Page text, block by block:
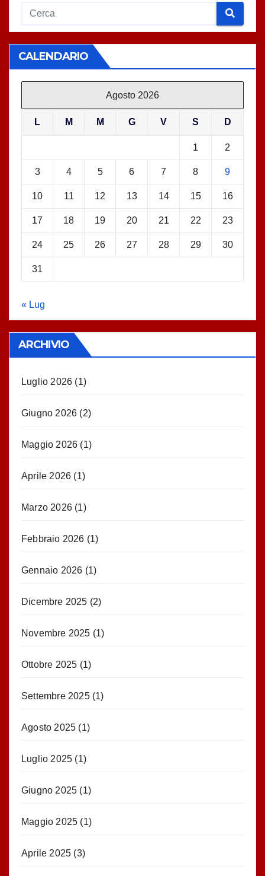
CALENDARIO
Agosto 2026
L M M G V S D
1 2
3 4 5 6 7 8 9
10 11 12 13 14 15 16
17 18 19 20 21 22 23
24 25 26 27 28 29 30
31
« Lug
ARCHIVIO
Luglio 2026 (1)
Giugno 2026 (2)
Maggio 2026 (1)
Aprile 2026 (1)
Marzo 2026 (1)
Febbraio 2026 (1)
Gennaio 2026 (1)
Dicembre 2025 (2)
Novembre 2025 (1)
Ottobre 2025 (1)
Settembre 2025(1)
Agosto 2025 (1)
Luglio 2025 (1)
Giugno 2025 (1)
Maggio 2025 (1)
Aprile 2025 (3)